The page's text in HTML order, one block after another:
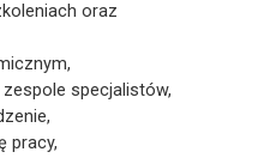
oraz
specjalistów,
pracy,